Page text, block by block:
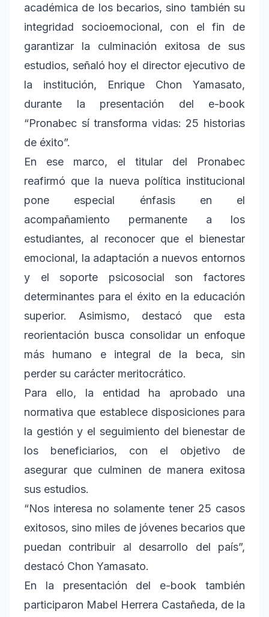
académica de los becarios, sino también su
integridad socioemocional, con el fin de
garantizar la culminación exitosa de sus
estudios, señaló hoy el director ejecutivo de
la institución, Enrique Chon Yamasato,
durante la presentación del e-book
“Pronabec sí transforma vidas: 25 historias
de éxito”.
En ese marco, el titular del Pronabec
reafirmó que la nueva política institucional
pone especial énfasis en el
acompañamiento permanente a los
estudiantes, al reconocer que el bienestar
emocional, la adaptación a nuevos entornos
y el soporte psicosocial son factores
determinantes para el éxito en la educación
superior. Asimismo, destacó que esta
reorientación busca consolidar un enfoque
más humano e integral de la beca, sin
perder su carácter meritocrático.
Para ello, la entidad ha aprobado una
normativa que establece disposiciones para
la gestión y el seguimiento del bienestar de
los beneficiarios, con el objetivo de
asegurar que culminen de manera exitosa
sus estudios.
“Nos interesa no solamente tener 25 casos
exitosos, sino miles de jóvenes becarios que
puedan contribuir al desarrollo del país”,
destacó Chon Yamasato.
En la presentación del e-book también
participaron Mabel Herrera Castañeda, de la